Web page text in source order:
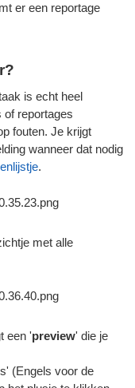
er een reportage
is echt heel
of reportages
fouten. Je krijgt
wanneer dat nodig
.
met alle
een 'preview' die je
(Engels voor de